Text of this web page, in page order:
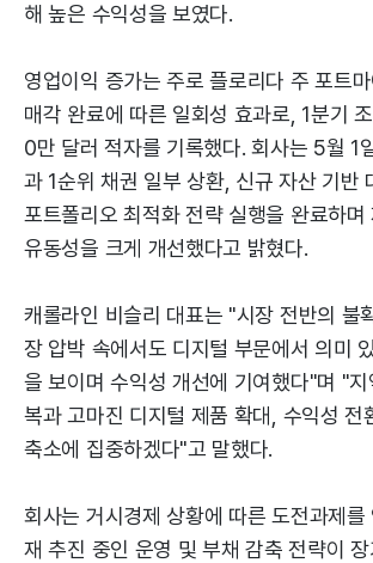
해 높은 수익성을 보였다.
영업이익 증가는 주로 플로리다 주 포트
매각 완료에 따른 일회성 효과로, 1분기
0만 달러 적자를 기록했다. 회사는 5월 1
과 1순위 채권 일부 상환, 신규 자산 기반
포트폴리오 최적화 전략 실행을 완료하며
유동성을 크게 개선했다고 밝혔다.
캐롤라인 비슬리 대표는 "시장 전반의 불
장 압박 속에서도 디지털 부문에서 의미
을 보이며 수익성 개선에 기여했다"며 "지
복과 고마진 디지털 제품 확대, 수익성 전
축소에 집중하겠다"고 말했다.
회사는 거시경제 상황에 따른 도전과제를
재 추진 중인 운영 및 부채 감축 전략이